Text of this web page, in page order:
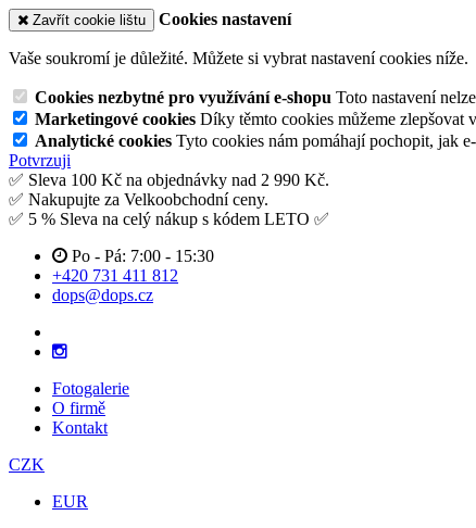
Zavřít cookie lištu Cookies nastavení
Vaše soukromí je důležité. Můžete si vybrat nastavení cookies níže.
Cookies nezbytné pro využívání e-shopu Toto nastavení
Marketingové cookies Díky těmto cookies můžeme zlepšovat
Analytické cookies Tyto cookies nám pomáhají pochopit, jak
Potvrzuji
✅ Sleva 100 Kč na objednávky nad 2 990 Kč.
✅ Nakupujte za Velkoobchodní ceny.
✅ 5 % Sleva na celý nákup s kódem LETO ✅
Po - Pá: 7:00 - 15:30
+420 731 411 812
dops@dops.cz
Fotogalerie
O firmě
Kontakt
CZK
EUR